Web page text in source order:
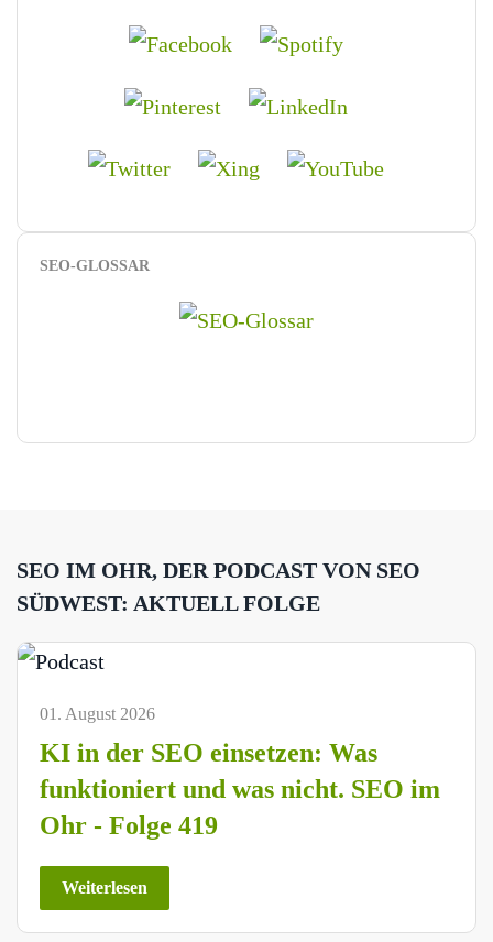
SEO-GLOSSAR
SEO IM OHR, DER PODCAST VON SEO
SÜDWEST: AKTUELL FOLGE
01. August 2026
KI in der SEO einsetzen: Was
funktioniert und was nicht. SEO im
Ohr - Folge 419
Weiterlesen